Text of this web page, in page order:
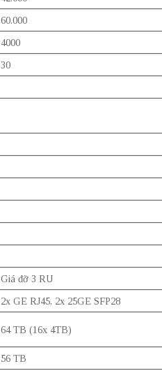
60.000
4000
30
Giá đỡ 3 RU
2x GE RJ45, 2x 25GE SFP28
64 TB (16x 4TB)
56 TB